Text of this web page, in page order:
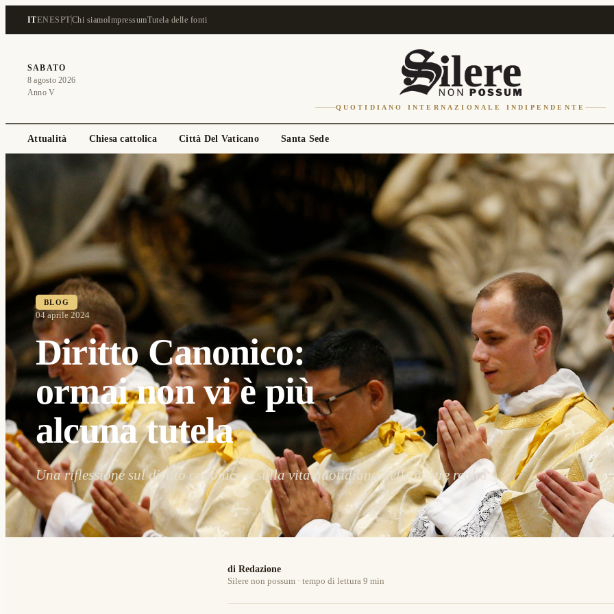
ITENESPTChi siamoImpressumTutela delle fonti
SABATO
8 agosto 2026
Anno V
QUOTIDIANO INTERNAZIONALE INDIPENDENTE
Attualità Chiesa cattolica Città Del Vaticano Santa Sede
BLOG
04 aprile 2024
Diritto Canonico:
ormai non vi è più
alcuna tutela
Una riflessione sul diritto canonico e sulla vita quotidiana delle nostre realtà
di Redazione
Silere non possum · tempo di lettura 9 min